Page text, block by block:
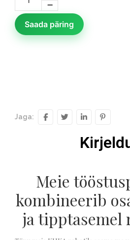
Saada päring
Jaga:
Meie
kombineerib
ja tipptasemel